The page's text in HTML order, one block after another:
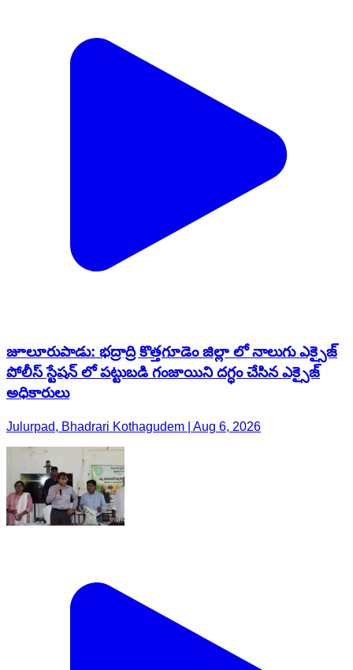
జూలూరుపాడు: భద్రాద్రి కొత్తగూడెం జిల్లా లో నాలుగు ఎక్సైజ్
పోలీస్ స్టేషన్ లో పట్టుబడి గంజాయిని దగ్ధం చేసిన ఎక్సైజ్
అధికారులు
Julurpad, Bhadrari Kothagudem | Aug 6, 2026